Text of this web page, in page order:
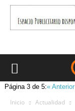
Página 3 de 5:« Anterior
Inicio Actualidad